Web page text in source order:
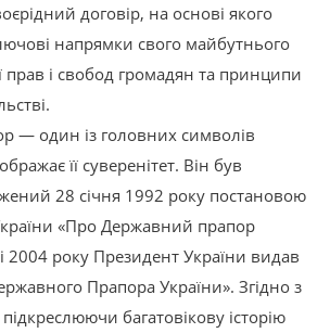
договір, на основі якого
напрямки свого майбутнього
прав і свобод громадян та принципи
— один із головних символів
її суверенітет. Він був
28 січня 1992 року постановою
«Про Державний прапор
2004 року Президент України видав
Прапора України». Згідно з
багатовікову історію